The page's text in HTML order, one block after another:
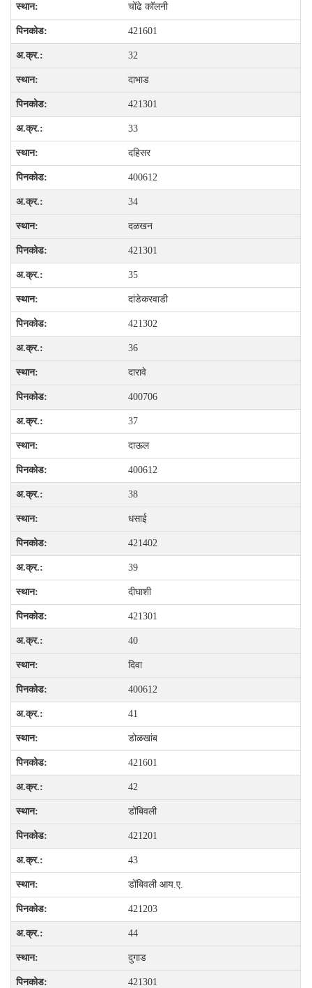
चोंढे कॉलनी
421601
32
दाभाड
421301
33
दहिसर
400612
34
दळखन
421301
35
दांडेकरवाडी
421302
36
दारावे
400706
37
दाऊल
400612
38
धसाई
421402
39
दीघाशी
421301
40
दिवा
400612
41
डोळखांब
421601
42
डोंबिवली
421201
43
डोंबिवली आय.ए.
421203
44
दुगाड
421301